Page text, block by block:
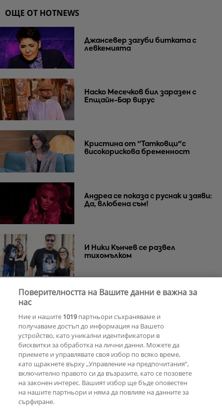
ОЩЕ ОТ HOTNEWS
Джансевер загуби битката с
левкемията
Наско Месечков бил заразен с
Епщайн-Бар вирус
Кристина от "Татковци"с
високорискова бременност
Андреа се показа с руснак и заяви:
Да, влюбена съм!
И Ники Кънчев се развел
тихомълком
Light“ на Мадона
РЕКЛАМА
КОМЕНТАРИ
Поверителността на Вашите данни е важна за
нас
Ние и нашите 1019партньори съхраняваме и
получаваме достъп до информация на Вашето
устройство, като уникални идентификатори в
бисквитки за обработка на лични данни. Можете да
приемете и управлявате своя избор по всяко време,
като щракнете върху „Управление на предпочитания“,
включително правото си да възразите, като се позовете
на законен интерес. Вашият избор ще бъде оповестен
на нашите партньори и няма да повлияе на данните за
сърфиране.